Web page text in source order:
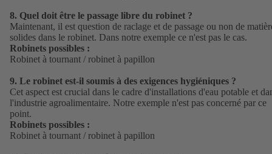
8. Quel doit être le passage libre du robinet ?
Maintenant, il est question de raclage et de passage ou non de
solides dans le robinet. Dans notre exemple ce n'est pas le cas.
Robinets possibles :
Robinet à tournant / robinet à papillon
9. Le robinet est-il soumis à des exigences hygiéniques ?
Cet aspect est crucial dans le cadre d'installations d'eau potable et
l'industrie agroalimentaire. Notre exemple n'est pas concerné par ce
point.
Robinets possibles :
Robinet à tournant / robinet à papillon